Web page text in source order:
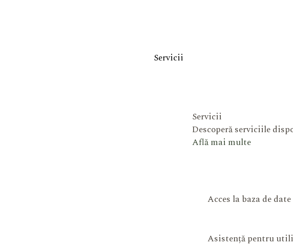
Servicii
Servicii
Descoperă serviciile
Află mai multe
Acces la baza de
Asistență pentru